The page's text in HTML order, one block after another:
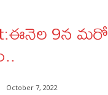
9న మరో
October 7, 2022